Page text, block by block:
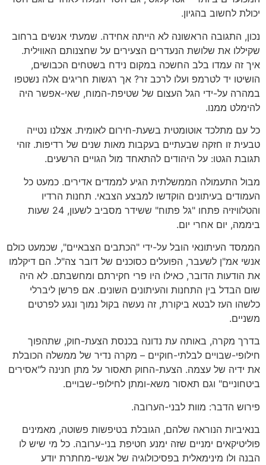
יכולת לחשוב בהגיון.
נכון, התגובה הראשונה לא הייתה אחידה. שמעתי אנשים ברחוב
שקיללו את שלושת הנעדרים הצעירים על שחצנותם האווילית.
איך זה עמדו בלב החשכה במקום נידח בשטחים הכבושים,
הושיטו יד לטרמפ ועלו לרכב זר? אך רגשות חריגים אלה נשטפו
במהרה על-ידי הגל העצום של שטיפת-המוח, שאי-אפשר היה
להימלט ממנו.
כל עם מתלכד אוטומטית בשעת-חירום לאומית. אצלנו נטייה
טבעית זו חזקה שבעתיים בעקבות מאות שנים של רדיפות. זוהי
תגובת הגטו: על היהודים להתאחד מול הגויים הרשעים.
מבול התעמולה הממשלתית הגיע לממדים אדירים. כמעט כל
העמודים בעיתונים הוקדשו למבצע הצבאי. תחנות הרדיו
והטלוויזיה פתחו "גל פתוח" ששידר מסביב לשעון, 24 שעות
ביממה, יום אחרי יום.
הממסד העיתונאי הובל על-ידי "הכתבים הצבאיים", שכמעט כולם
אנשי אמ"ן לשעבר, הפועלים כסוכנים של דובר צה"ל. הם דיקלמו
את הודעות הדובר, כאילו היו פרי חקירתם ומחשבתם. לא היה
שום הבדל בין התחנות והעיתונים השונים. אם פרשן ליברלי
כלשהו העז לבטא ביקורת, זה נעשה בקול נמוך ונגע לפרטים
משניים.
בדרך מקרה, באותה עת נדונה בכנסת הצעת-חוק, שתהפוך
חילופי-שבויים לבלתי-חוקיים – מקרה נדיר של ממשלה הכובלת
את ידיה של עצמה. הצעת-החוק תאסור על מתן חנינה ל"אסירים
ביטחוניים" וגם תאסור משא-ומתן לחילופי-שבויים.
פירוש הדבר: מוות לבני-הערובה.
בנאיביות הנוראה שלהם, הגובלת בטיפשות פשוטה, מאמינים
פוליטיקאים ימניים שזה ימנע חטיפת בני-ערובה. כל מי שיש לו
הבנה ולו מינימאלית בפסיכולוגיה של אנשי-מחתרת יודע